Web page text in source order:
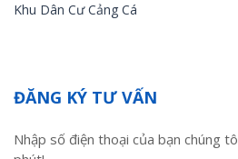
Khu Dân Cư Cảng Cá
ĐĂNG KÝ TƯ VẤN
Nhập số điện thoại của bạn chúng